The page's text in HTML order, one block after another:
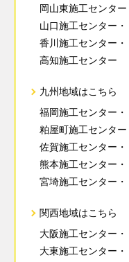
岡山東施工センター
山口施工センター
香川施工センター
高知施工センター
九州地域はこちら
福岡施工センター
粕屋町施工センター
佐賀施工センター
熊本施工センター
宮埼施工センター
関西地域はこちら
大阪施工センター
大東施工センター